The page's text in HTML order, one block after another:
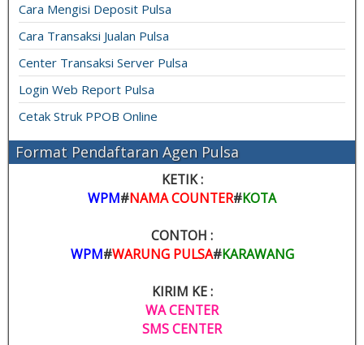
Cara Mengisi Deposit Pulsa
Cara Transaksi Jualan Pulsa
Center Transaksi Server Pulsa
Login Web Report Pulsa
Cetak Struk PPOB Online
Format Pendaftaran Agen Pulsa
KETIK :
WPM#NAMA COUNTER#KOTA
CONTOH :
WPM#WARUNG PULSA#KARAWANG
KIRIM KE :
WA CENTER
SMS CENTER